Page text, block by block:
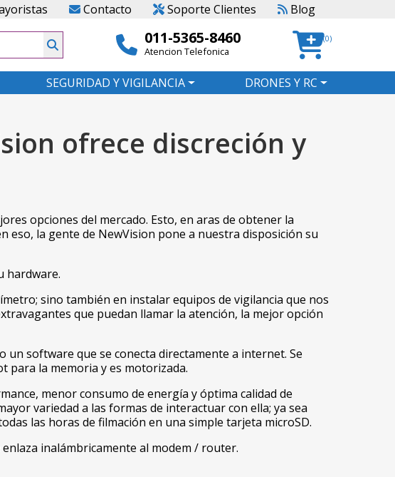
Contacto Soporte Clientes Blog
011-5365-8460
Atencion Telefonica
(0)
SEGURIDAD Y VIGILANCIA DRONES Y RC
ofrece discreción y
opciones del mercado. Esto, en aras de obtener la
la gente de NewVision pone a nuestra disposición su
hardware.
sino también en instalar equipos de vigilancia que nos
que puedan llamar la atención, la mejor opción
software que se conecta directamente a internet. Se
para la memoria y es motorizada.
menor consumo de energía y óptima calidad de
variedad a las formas de interactuar con ella; ya sea
las horas de filmación en una simple tarjeta microSD.
inalámbricamente al modem / router.